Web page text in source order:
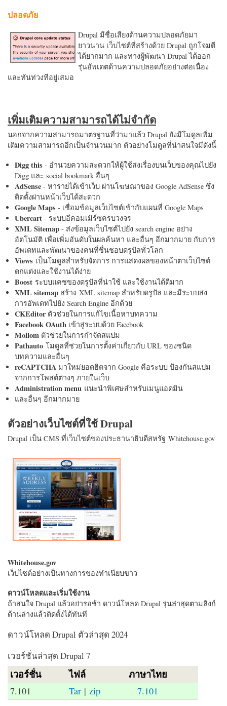
ปลอดภัย
Drupal มีชื่อเสียงด้านความปลอดภัยมา
ยาวนาน เว็บไซต์ที่สร้างด้วย Drupal ถูกโจมตี
ได้ยากมาก และทางผู้พัฒนา Drupal ได้ออก
รุ่นอัพเดตด้านความปลอดภัยอย่างต่อเนื่อง
และทันท่วงทีอยู่เสมอ
เพิ่มเติมความสามารถได้ไม่จำกัด
นอกจากความสามารถมาตรฐานที่ว่ามาแล้ว Drupal ยังมีโมดูลเพิ่ม
เติมความสามารถอีกเป็นจำนวนมาก ตัวอย่างโมดูลที่น่าสนใจมีดังนี้
Digg this - อำนวยความสะดวกให้ผู้ใช้ส่งเรื่องบนเว็บของคุณไปยัง
Digg และ social bookmark อื่นๆ
AdSense - หารายได้เข้าเว็บ ผ่านโฆษณาของ Google AdSense ซึ่ง
ติดตั้งผ่านหน้าเว็บได้สะดวก
Google Maps - เชื่อมข้อมูลเว็บไซต์เข้ากับแผนที่ Google Maps
Ubercart - ระบบอีคอมเมิร์ซครบวงจร
XML Sitemap - ส่งข้อมูลเว็บไซต์ไปยัง search engine อย่าง
อัตโนมัติ เพื่อเพิ่มอันดับในผลค้นหา และอื่นๆ อีกมากมาย กับการ
อัพเดทและพัฒนาของคนที่ชื่นชอบดรูปัลทั่วโลก
Views เป็นโมดูลสำหรับจัดการ การแสดงผลของหน้าตาเว็บไซต์
ตกแต่งและใช้งานได้ง่าย
Boost ระบบแคชของดรูปัลที่น่าใช้ และใช้งานได้ดีมาก
XML sitemap สร้าง XML sitemap สำหรับดรูปัล และมีระบบส่ง
การอัพเดทไปยัง Search Engine อีกด้วย
CKEditorตัวช่วยในการแก้ไขเนื้อหาบทความ
Facebook OAuth เข้าสู่ระบบด้วย Facebook
Mollom ตัวช่วยในการกำจัดสแปม
Pathauto โมดูลที่ช่วยในการตั้งค่าเกี่ยวกับ URL ของชนิด
บทความและอื่นๆ
reCAPTCHA มาใหม่ยอดฮิตจาก Google คือระบบ ป้องกันสแปม
จากการโพสต์ต่างๆ ภายในเว็บ
Administration menu แนะนำพิเศษสำหรับเมนูแอดมิน
และอื่นๆ อีกมากมาย
ตัวอย่างเว็บไซต์ที่ใช้ Drupal
Drupal เป็น CMS ที่เว็บไซต์ของประธานาธิบดีสหรัฐ Whitehouse.gov
Whitehouse.gov
เว็บไซต์อย่างเป็นทางการของทำเนียบขาว
ดาวน์โหลดและเริ่มใช้งาน
ถ้าสนใจ Drupal แล้วอย่ารอช้า ดาวน์โหลด Drupal รุ่นล่าสุดตามลิงก์
ด้านล่างแล้วติดตั้งได้ทันที
ดาวน์โหลด Drupal ตัวล่าสุด 2024
เวอร์ชั่นล่าสุด Drupal 7
เวอร์ชั่น ไฟล์ ภาษาไทย
7.101 Tar |zip 7.101